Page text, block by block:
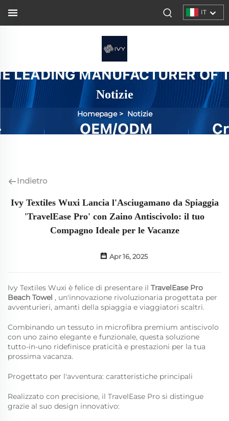
IT
Notizie
Homepage> Notizie
Indietro
Ivy Textiles Wuxi Lancia l'Asciugamano da Spiaggia
'TravelEase Pro' con Zaino Antiscivolo: il tuo
Compagno Ideale per le Vacanze
Apr 16, 2025
Ivy Textiles Wuxi è felice di presentare il TravelEase Pro
Beach Towel , un'innovazione rivoluzionaria progettata per
avventurieri, amanti della spiaggia e viaggiatori scaltri.
Combinando un tessuto in microfibra premium antiscivolo
con uno zaino elegante e funzionale, questa soluzione
tutto-in-uno ridefinisce praticità e prestazioni per la tua
prossima vacanza.
Progettato per l'avventura: caratteristiche principali
Realizzato con precisione, il TravelEase Pro si distingue
grazie al suo design innovativo: